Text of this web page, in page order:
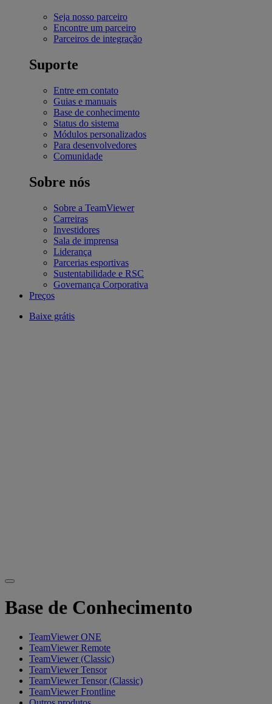
Seja nosso parceiro
Encontre um parceiro
Parceiros de integração
Suporte
Entre em contato
Guias e manuais
Base de conhecimento
Status do sistema
Módulos personalizados
Para desenvolvedores
Comunidade
Sobre nós
Sobre a TeamViewer
Carreiras
Investidores
Sala de imprensa
Liderança
Parcerias esportivas
Sustentabilidade e RSC
Governança Corporativa
Preços
Baixe grátis
Base de Conhecimento
TeamViewer ONE
TeamViewer Remote
TeamViewer (Classic)
TeamViewer Tensor
TeamViewer Tensor (Classic)
TeamViewer Frontline